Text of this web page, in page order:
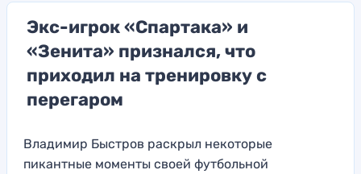
Экс-игрок «Спартака» и
«Зенита» признался, что
приходил на тренировку с
перегаром
Владимир Быстров раскрыл некоторые
пикантные моменты своей футбольной